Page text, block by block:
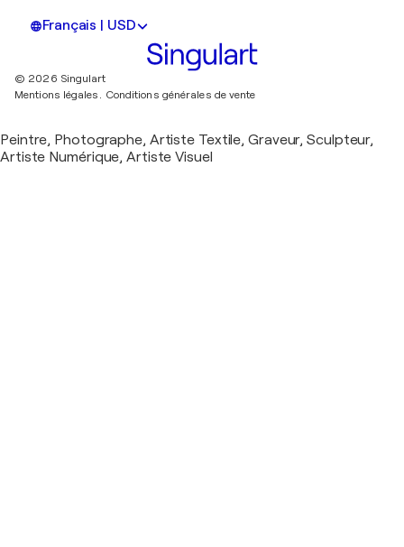
Français | USD
© 2026 Singulart
Mentions légales. Conditions générales de vente
Peintre, Photographe, Artiste Textile, Graveur, Sculpteur,
Artiste Numérique, Artiste Visuel